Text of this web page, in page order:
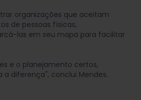
organizações que aceitam
de pessoas físicas,
las em seu mapa para facilitar
e o planejamento certos,
diferença", conclui Mendes.